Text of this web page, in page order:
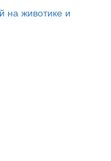
на животике и